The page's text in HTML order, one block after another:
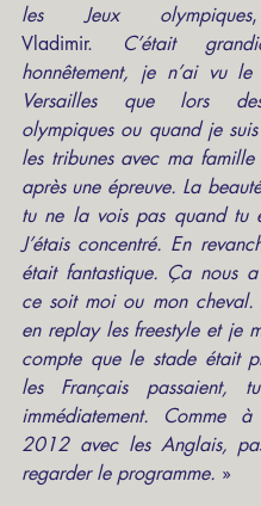
les Jeux olympiques
Vladimir. C’était
honnêtement, je n’ai vu
Versailles que lors
olympiques ou quand je
les tribunes avec ma famille
après une épreuve. La
tu ne la vois pas quand tu
J’étais concentré. En
était fantastique. Ça nous
ce soit moi ou mon cheval.
en replay les freestyle et je
compte que le stade était
les Français passaient,
immédiatement. Comme
2012 avec les Anglais,
regarder le programme. »